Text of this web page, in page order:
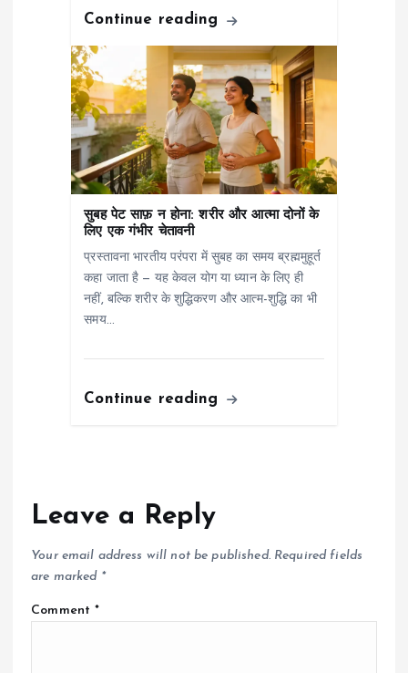
Continue reading
सुबह पेट साफ़ न होना: शरीर और आत्मा दोनों के
लिए एक गंभीर चेतावनी
प्रस्तावना भारतीय परंपरा में सुबह का समय ब्रह्ममुहूर्त
कहा जाता है — यह केवल योग या ध्यान के लिए ही
नहीं, बल्कि शरीर के शुद्धिकरण और आत्म-शुद्धि का भी
समय…
Continue reading
Leave a Reply
Your email address will not be published. Required fields
are marked *
Comment*